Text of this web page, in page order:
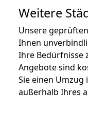
Weitere
Unsere
Ihnen
Ihre Bedürfnisse
Angebote sind
Sie einen
außerhalb Ihres